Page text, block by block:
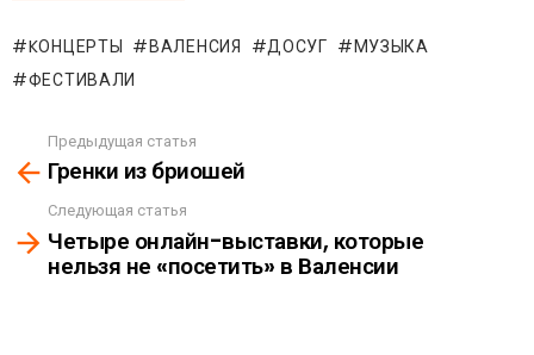
KОНЦЕРТЫ ВАЛЕНСИЯ ДОСУГ
МУЗЫКА
ФЕСТИВАЛИ
See
more
Предыдущая статья
Гренки из бриошей
Следующая статья
Четыре онлайн-выставки, которые
нельзя не «посетить» в Валенсии